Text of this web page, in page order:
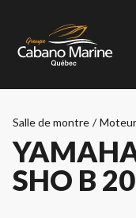
Salle de montre /
SHO B